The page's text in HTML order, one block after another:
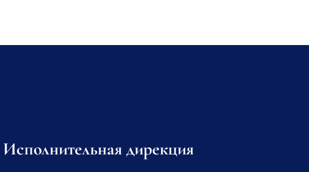
Исполнительная дирекция